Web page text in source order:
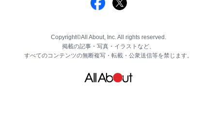
Copyright©All About, Inc. All rights reserved.
掲載の記事・写真・イラストなど、
すべてのコンテンツの無断複写・転載・公衆送信等を禁じます。